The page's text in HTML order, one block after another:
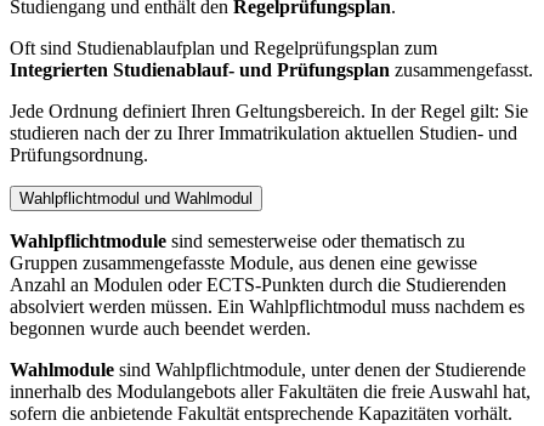
Studiengang und enthält den Regelprüfungsplan.
Oft sind Studienablaufplan und Regelprüfungsplan zum
Integrierten Studienablauf- und Prüfungsplan zusammengefasst.
Jede Ordnung definiert Ihren Geltungsbereich. In der Regel gilt: Sie
studieren nach der zu Ihrer Immatrikulation aktuellen Studien- und
Prüfungsordnung.
Wahlpflichtmodul und Wahlmodul
Wahlpflichtmodule sind semesterweise oder thematisch zu
Gruppen zusammengefasste Module, aus denen eine gewisse
Anzahl an Modulen oder ECTS-Punkten durch die Studierenden
absolviert werden müssen. Ein Wahlpflichtmodul muss nachdem es
begonnen wurde auch beendet werden.
Wahlmodule sind Wahlpflichtmodule, unter denen der Studierende
innerhalb des Modulangebots aller Fakultäten die freie Auswahl hat,
sofern die anbietende Fakultät entsprechende Kapazitäten vorhält.